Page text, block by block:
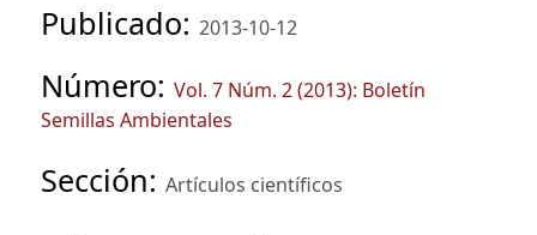
Publicado: 2013-10-12
Número: Vol. 7 Núm. 2 (2013): Boletín
Semillas Ambientales
Sección: Artículos científicos